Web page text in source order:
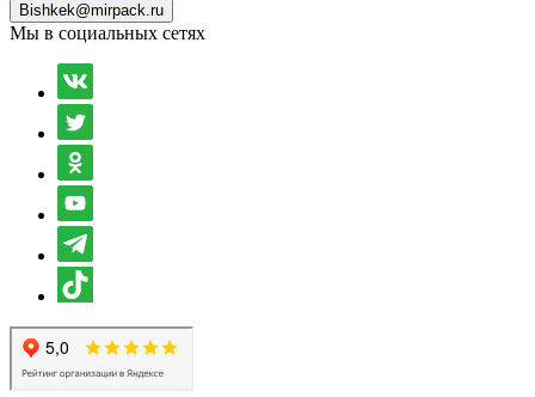
Bishkek@mirpack.ru
Мы в социальных сетях